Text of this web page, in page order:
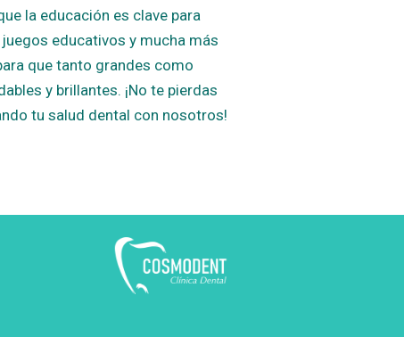
la educación es clave para
educativos y mucha más
que tanto grandes como
y brillantes. ¡No te pierdas
tu salud dental con nosotros!